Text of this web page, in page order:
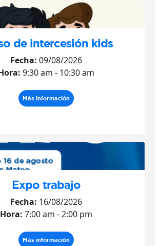
de intercesión kids
Fecha: 09/08/2026
9:30 am - 10:30 am
Más información
Expo trabajo
Fecha: 16/08/2026
Hora: 7:00 am - 2:00 pm
Más información